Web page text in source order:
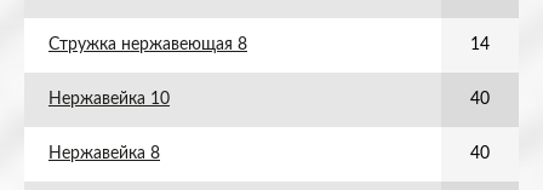
Стружка нержавеющая 8 14
Нержавейка 10 40
Нержавейка 8 40